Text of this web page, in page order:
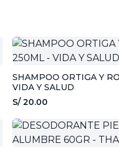
SHAMPOO ORTIGA Y
VIDA Y SALUD
S/ 20.00